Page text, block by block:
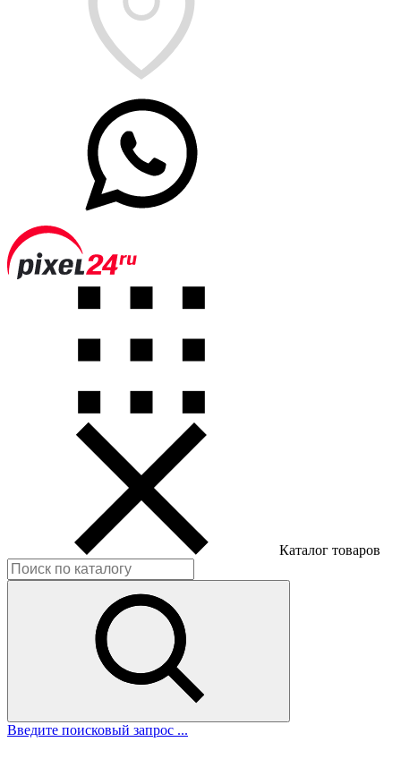
Каталог товаров
Введите поисковый запрос ...